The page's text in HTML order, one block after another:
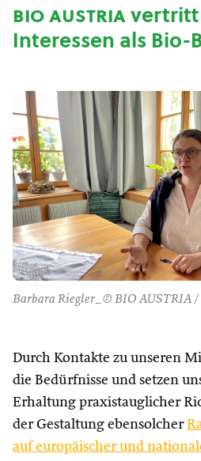
bio austria
Interessen als Bio-
Barbara Riegler_© BIO AUSTRIA
Durch Kontakte zu unseren
die Bedürfnisse und setzen
Erhaltung praxistauglicher
der Gestaltung ebensolcher
auf europäischer und